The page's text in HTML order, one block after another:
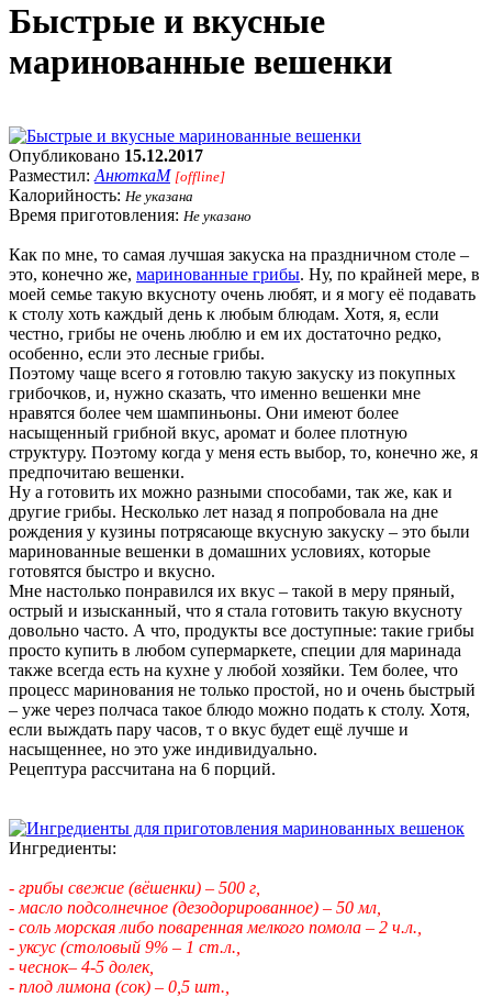
Быстрые и вкусные
маринованные вешенки
Опубликовано 15.12.2017
Разместил: АнюткаM [offline]
Калорийность: Не указана
Время приготовления: Не указано
Как по мне, то самая лучшая закуска на праздничном столе –
это, конечно же, маринованные грибы. Ну, по крайней мере, в
моей семье такую вкусноту очень любят, и я могу её подавать
к столу хоть каждый день к любым блюдам. Хотя, я, если
честно, грибы не очень люблю и ем их достаточно редко,
особенно, если это лесные грибы.
Поэтому чаще всего я готовлю такую закуску из покупных
грибочков, и, нужно сказать, что именно вешенки мне
нравятся более чем шампиньоны. Они имеют более
насыщенный грибной вкус, аромат и более плотную
структуру. Поэтому когда у меня есть выбор, то, конечно же, я
предпочитаю вешенки.
Ну а готовить их можно разными способами, так же, как и
другие грибы. Несколько лет назад я попробовала на дне
рождения у кузины потрясающе вкусную закуску – это были
маринованные вешенки в домашних условиях, которые
готовятся быстро и вкусно.
Мне настолько понравился их вкус – такой в меру пряный,
острый и изысканный, что я стала готовить такую вкусноту
довольно часто. А что, продукты все доступные: такие грибы
просто купить в любом супермаркете, специи для маринада
также всегда есть на кухне у любой хозяйки. Тем более, что
процесс маринования не только простой, но и очень быстрый
– уже через полчаса такое блюдо можно подать к столу. Хотя,
если выждать пару часов, т о вкус будет ещё лучше и
насыщеннее, но это уже индивидуально.
Рецептура рассчитана на 6 порций.
Ингредиенты:
- грибы свежие (вёшенки) – 500 г,
- масло подсолнечное (дезодорированное) – 50 мл,
- соль морская либо поваренная мелкого помола – 2 ч.л.,
- уксус (столовый 9% – 1 ст.л.,
- чеснок– 4-5 долек,
- плод лимона (сок) – 0,5 шт.,